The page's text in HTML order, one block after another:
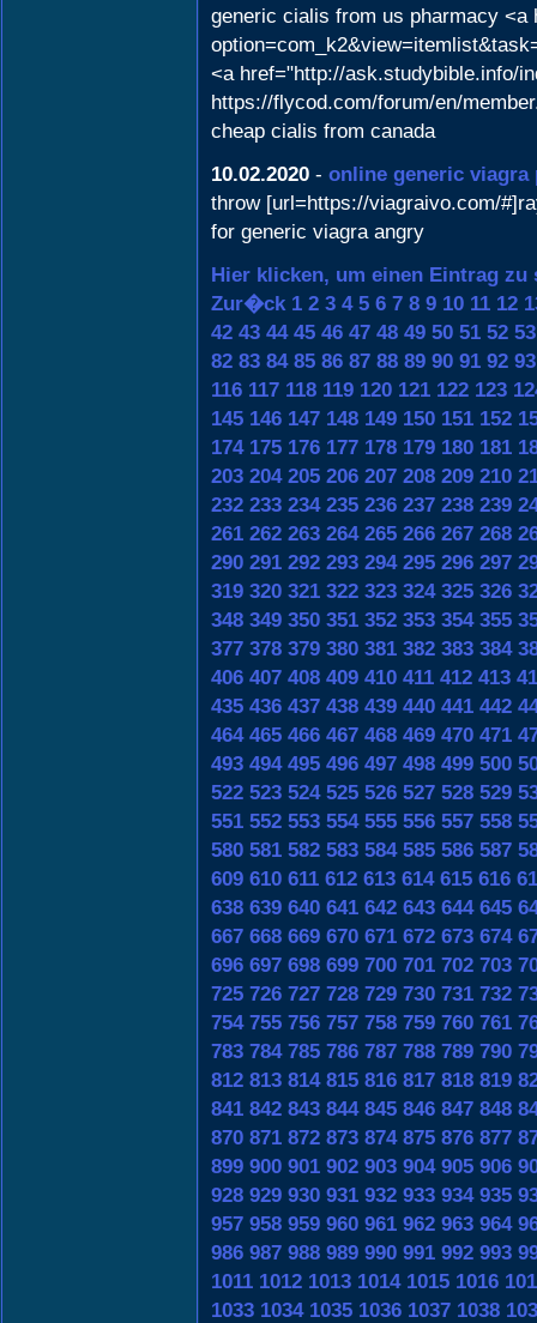
generic cialis from us pharmacy <a
<a href="http://ask.studybible.info/
https://flycod.com/forum/en/
cheap cialis from canada
10.02.2020 - online generic
throw [url=https://viagraivo.com/
for generic viagra angry
Hier klicken, um einen Eintrag zu
Zur�ck 1 2 3 4 5 6 7 8 9 10 11 12
42 43 44 45 46 47 48 49 50 51 52 53
82 83 84 85 86 87 88 89 90 91 92 93
116 117 118 119 120 121 122 123
145 146 147 148 149 150 151 152
174 175 176 177 178 179 180 181
203 204 205 206 207 208 209 210
232 233 234 235 236 237 238 239
261 262 263 264 265 266 267 268
290 291 292 293 294 295 296 297
319 320 321 322 323 324 325 326
348 349 350 351 352 353 354 355
377 378 379 380 381 382 383 384
406 407 408 409 410 411 412 413
435 436 437 438 439 440 441 442
464 465 466 467 468 469 470 471
493 494 495 496 497 498 499 500
522 523 524 525 526 527 528 529
551 552 553 554 555 556 557 558
580 581 582 583 584 585 586 587
609 610 611 612 613 614 615 616
638 639 640 641 642 643 644 645
667 668 669 670 671 672 673 674
696 697 698 699 700 701 702 703
725 726 727 728 729 730 731 732
754 755 756 757 758 759 760 761
783 784 785 786 787 788 789 790
812 813 814 815 816 817 818 819
841 842 843 844 845 846 847 848
870 871 872 873 874 875 876 877
899 900 901 902 903 904 905 906
928 929 930 931 932 933 934 935
957 958 959 960 961 962 963 964
986 987 988 989 990 991 992 993
1011 1012 1013 1014 1015 1016
1033 1034 1035 1036 1037 1038